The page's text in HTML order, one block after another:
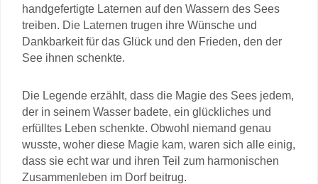
handgefertigte Laternen auf den Wassern des Sees
treiben. Die Laternen trugen ihre Wünsche und
Dankbarkeit für das Glück und den Frieden, den der
See ihnen schenkte.
Die Legende erzählt, dass die Magie des Sees jedem,
der in seinem Wasser badete, ein glückliches und
erfülltes Leben schenkte. Obwohl niemand genau
wusste, woher diese Magie kam, waren sich alle einig,
dass sie echt war und ihren Teil zum harmonischen
Zusammenleben im Dorf beitrug.